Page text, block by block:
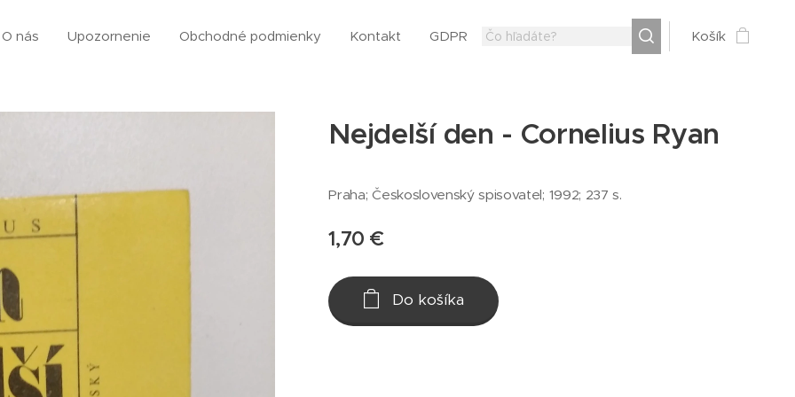
O nás Upozornenie Obchodné podmienky Kontakt GDPR Košík
Nejdelší den - Cornelius Ryan
Praha; Československý spisovatel; 1992; 237 s.
1,70 €
Do košíka